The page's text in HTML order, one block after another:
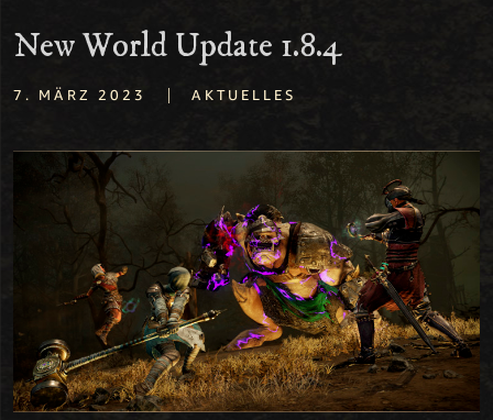
New World Update 1.8.4
7. MÄRZ 2023 | AKTUELLES